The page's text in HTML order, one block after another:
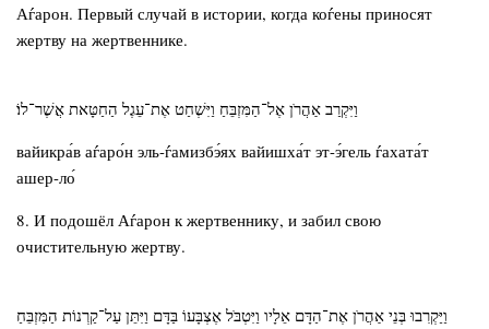
Аѓарон. Первый случай в истории, когда коѓены приносят
жертву на жертвеннике.
וַיִּקְרַב אַהֲרֹן אֶל־הַמִּזְבֵּחַ וַיִּשְׁחַט אֶת־עֵגֶל הַחַטָּאת אֲשֶׁר־לוֹ׃
вайикра́в аѓаро́н эль-ѓамизбэ́ях вайишха́т эт-э́гель ѓахата́т
ашер-ло́
8. И подошёл Аѓарон к жертвеннику, и забил свою
очистительную жертву.
וַיַּקְרִבוּ בְּנֵי אַהֲרֹן אֶת־הַדָּם אֵלָיו וַיִּטְבֹּל אֶצְבָּעוֹ בַּדָּם וַיִּתֵּן עַל־קַרְנוֹת הַמִּזְבֵּחַ